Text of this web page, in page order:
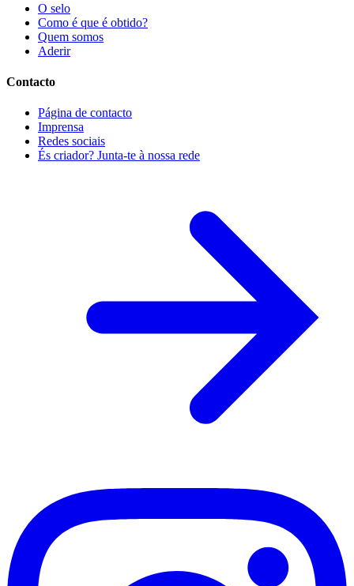
O selo
Como é que é obtido?
Quem somos
Aderir
Contacto
Página de contacto
Imprensa
Redes sociais
És criador? Junta-te à nossa rede